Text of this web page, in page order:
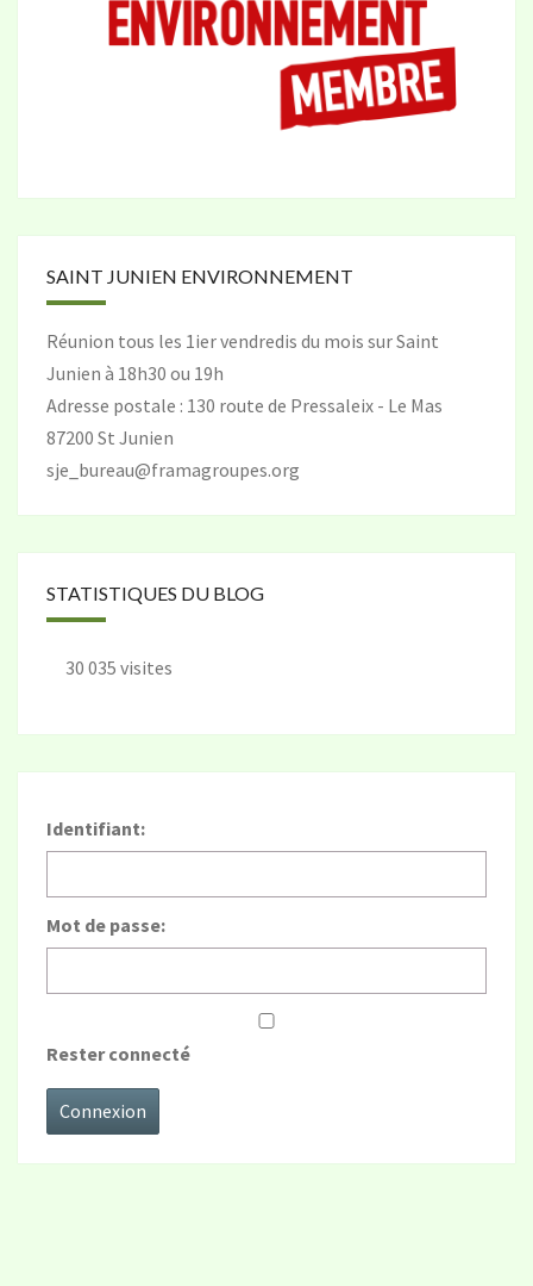
SAINT JUNIEN ENVIRONNEMENT
Réunion tous les 1ier vendredis du mois sur Saint
Junien à 18h30 ou 19h
Adresse postale : 130 route de Pressaleix - Le Mas
87200 St Junien
sje_bureau@framagroupes.org
STATISTIQUES DU BLOG
30 035 visites
Identifiant:
Mot de passe:
Rester connecté
Connexion